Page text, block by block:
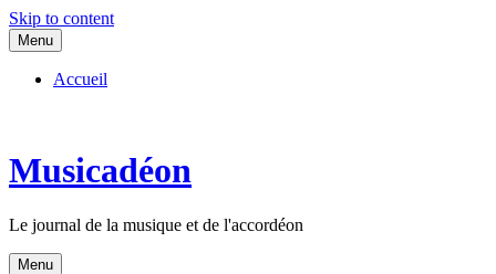
Skip to content
Menu
Accueil
Musicadéon
Le journal de la musique et de l'accordéon
Menu